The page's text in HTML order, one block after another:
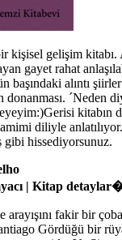
kişisel gelişim kitabı.
gayet rahat
başındaki alıntı
donanması. ´Neden
kitabın
diliyle
gibi hissediyorsunuz.
arayışını fakir bir
Gördüğü bir